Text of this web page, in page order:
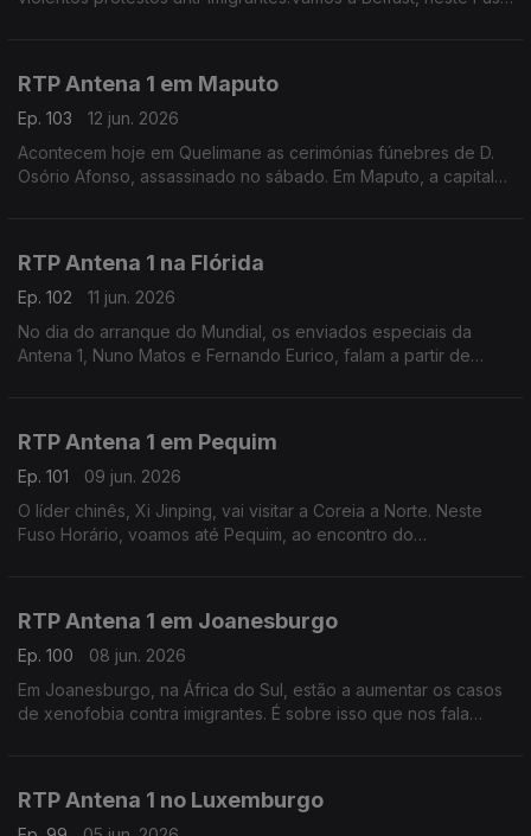
RTP Antena 1 em Maputo
Ep. 103
12 jun. 2026
Acontecem hoje em Quelimane as cerimónias fúnebres de D.
Osório Afonso, assassinado no sábado. Em Maputo, a capital
RTP Antena 1 na Flórida
Ep. 102
11 jun. 2026
No dia do arranque do Mundial, os enviados especiais da
Antena 1, Nuno Matos e Fernando Eurico, falam a partir de
RTP Antena 1 em Pequim
Ep. 101
09 jun. 2026
O líder chinês, Xi Jinping, vai visitar a Coreia a Norte. Neste
Fuso Horário, voamos até Pequim, ao encontro do
RTP Antena 1 em Joanesburgo
Ep. 100
08 jun. 2026
Em Joanesburgo, na África do Sul, estão a aumentar os casos
de xenofobia contra imigrantes. É sobre isso que nos fala
RTP Antena 1 no Luxemburgo